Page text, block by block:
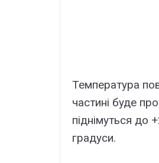
Температура
частині буде
піднімуться до
градуси.